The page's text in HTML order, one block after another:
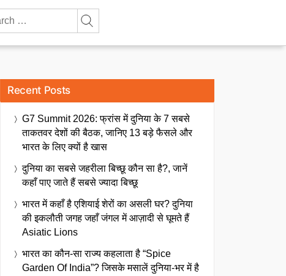
Recent Posts
G7 Summit 2026: फ्रांस में दुनिया के 7 सबसे
ताकतवर देशों की बैठक, जानिए 13 बड़े फैसले और
भारत के लिए क्यों है खास
दुनिया का सबसे जहरीला बिच्छू कौन सा है?, जानें
कहाँ पाए जाते हैं सबसे ज्यादा बिच्छू
भारत में कहाँ है एशियाई शेरों का असली घर? दुनिया
की इकलौती जगह जहाँ जंगल में आज़ादी से घूमते हैं
Asiatic Lions
भारत का कौन-सा राज्य कहलाता है “Spice
Garden Of India”? जिसके मसालें दुनिया-भर में है